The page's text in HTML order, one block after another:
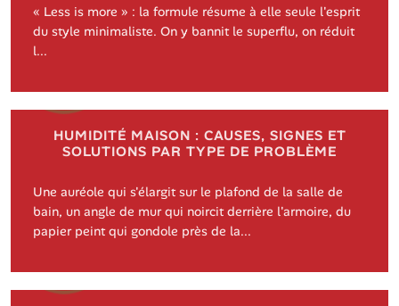
« Less is more » : la formule résume à elle seule l'esprit
du style minimaliste. On y bannit le superflu, on réduit
l...
HUMIDITÉ MAISON : CAUSES, SIGNES ET
SOLUTIONS PAR TYPE DE PROBLÈME
Une auréole qui s'élargit sur le plafond de la salle de
bain, un angle de mur qui noircit derrière l'armoire, du
papier peint qui gondole près de la...